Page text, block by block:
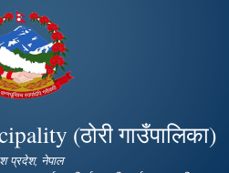
(ठोरी गाउँपालिका)
प्रदेश, नेपाल